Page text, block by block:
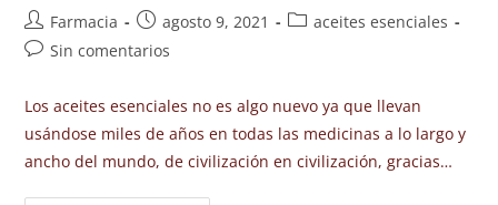
Farmacia agosto 9, 2021
aceites esenciales
Sin comentarios
Los aceites esenciales no es algo nuevo ya que llevan
usándose miles de años en todas las medicinas a lo largo y
ancho del mundo, de civilización en civilización, gracias…